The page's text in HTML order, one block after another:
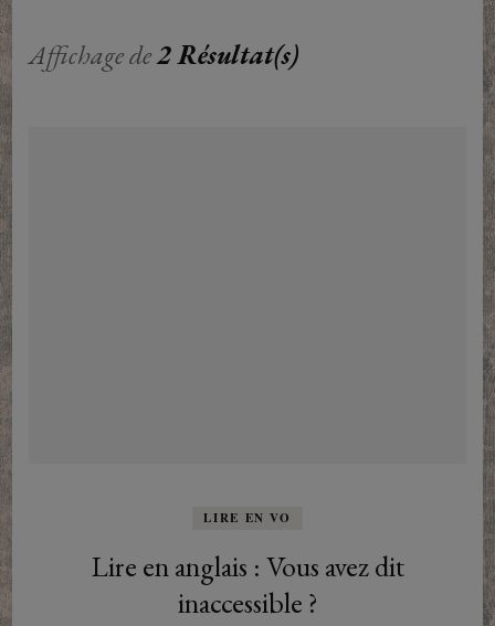
Affichage de2 Résultat(s)
LIRE EN VO
Lire en anglais : Vous avez dit
inaccessible ?